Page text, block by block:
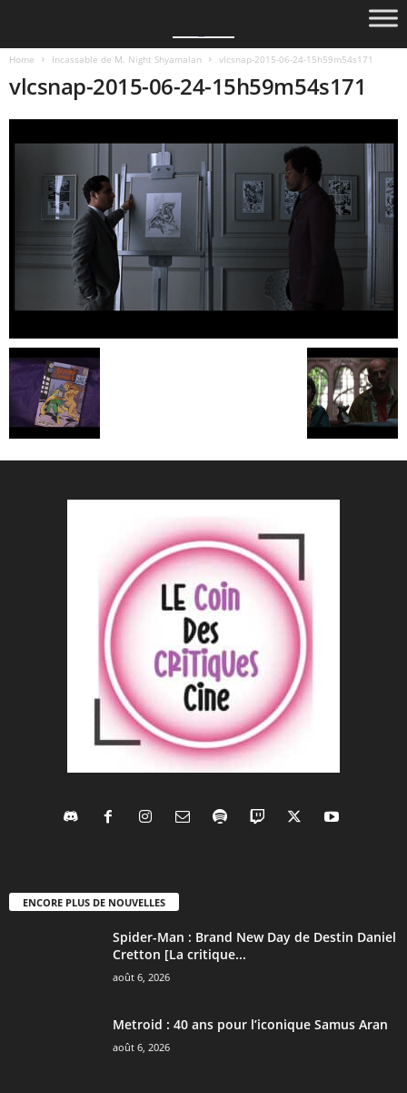
Home Incassable de M. Night Shyamalan vlcsnap-2015-06-24-15h59m54s171
vlcsnap-2015-06-24-15h59m54s171
ENCORE PLUS DE NOUVELLES
Spider-Man : Brand New Day de Destin Daniel
Cretton [La critique...
août 6, 2026
Metroid : 40 ans pour l’iconique Samus Aran
août 6, 2026